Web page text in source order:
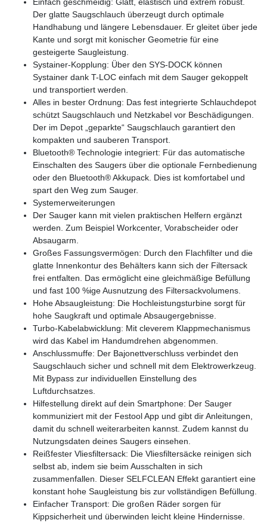
Der glatte Saugschlauch überzeugt durch optimale
Handhabung und längere Lebensdauer. Er gleitet über jede
Kante und sorgt mit konischer Geometrie für eine
gesteigerte Saugleistung.
Systainer-Kopplung: Über den SYS-DOCK können
Systainer dank T-LOC einfach mit dem Sauger gekoppelt
und transportiert werden.
Alles in bester Ordnung: Das fest integrierte Schlauchdepot
schützt Saugschlauch und Netzkabel vor Beschädigungen.
Der im Depot „geparkte“ Saugschlauch garantiert den
kompakten und sauberen Transport.
Bluetooth® Technologie integriert: Für das automatische
Einschalten des Saugers über die optionale Fernbedienung
oder den Bluetooth® Akkupack. Dies ist komfortabel und
spart den Weg zum Sauger.
Systemerweiterungen
Der Sauger kann mit vielen praktischen Helfern ergänzt
werden. Zum Beispiel Workcenter, Vorabscheider oder
Absaugarm.
Großes Fassungsvermögen: Durch den Flachfilter und die
glatte Innenkontur des Behälters kann sich der Filtersack
frei entfalten. Das ermöglicht eine gleichmäßige Befüllung
und fast 100 %ige Ausnutzung des Filtersackvolumens.
Hohe Absaugleistung: Die Hochleistungsturbine sorgt für
hohe Saugkraft und optimale Absaugergebnisse.
Turbo-Kabelabwicklung: Mit cleverem Klappmechanismus
wird das Kabel im Handumdrehen abgenommen.
Anschlussmuffe: Der Bajonettverschluss verbindet den
Saugschlauch sicher und schnell mit dem Elektrowerkzeug.
Mit Bypass zur individuellen Einstellung des
Luftdurchsatzes.
Hilfestellung direkt auf dein Smartphone: Der Sauger
kommuniziert mit der Festool App und gibt dir Anleitungen,
damit du schnell weiterarbeiten kannst. Zudem kannst du
Nutzungsdaten deines Saugers einsehen.
Reißfester Vliesfiltersack: Die Vliesfiltersäcke reinigen sich
selbst ab, indem sie beim Ausschalten in sich
zusammenfallen. Dieser SELFCLEAN Effekt garantiert eine
konstant hohe Saugleistung bis zur vollständigen Befüllung.
Einfacher Transport: Die großen Räder sorgen für
Kippsicherheit und überwinden leicht kleine Hindernisse.